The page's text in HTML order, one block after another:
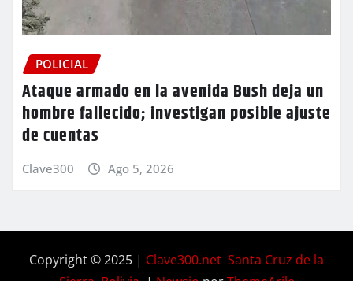
POLICIAL
Ataque armado en la avenida Bush deja un
hombre fallecido; investigan posible ajuste
de cuentas
Clave300 Ago 5, 2026
Copyright © 2025 | Clave300.net Santa Cruz de la